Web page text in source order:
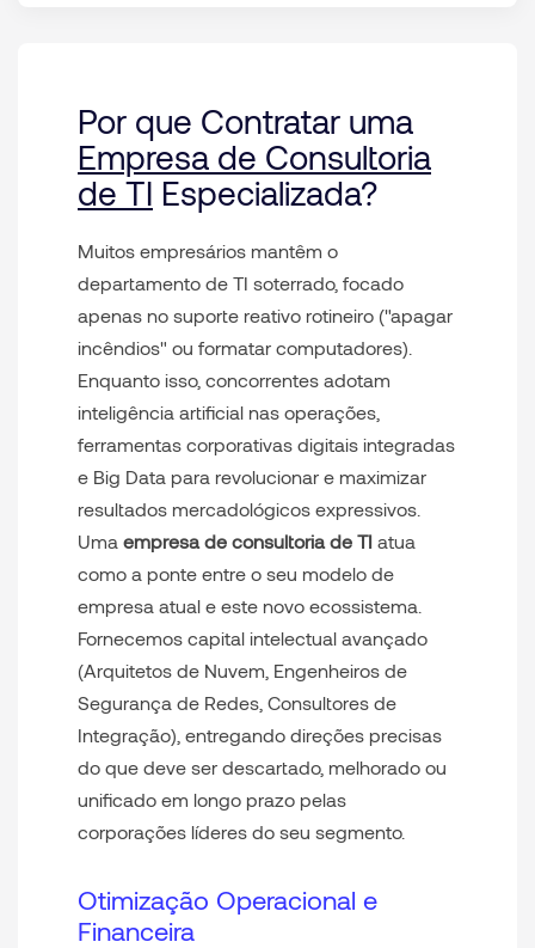
Por que Contratar uma
Empresa de Consultoria
de TI Especializada?
Muitos empresários mantêm o
departamento de TI soterrado, focado
apenas no suporte reativo rotineiro ("apagar
incêndios" ou formatar computadores).
Enquanto isso, concorrentes adotam
inteligência artificial nas operações,
ferramentas corporativas digitais integradas
e Big Data para revolucionar e maximizar
resultados mercadológicos expressivos.
Uma empresa de consultoria de TI atua
como a ponte entre o seu modelo de
empresa atual e este novo ecossistema.
Fornecemos capital intelectual avançado
(Arquitetos de Nuvem, Engenheiros de
Segurança de Redes, Consultores de
Integração), entregando direções precisas
do que deve ser descartado, melhorado ou
unificado em longo prazo pelas
corporações líderes do seu segmento.
Otimização Operacional e
Financeira